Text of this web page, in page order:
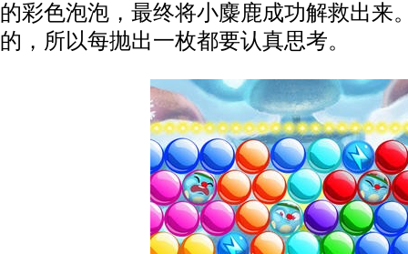
的彩色泡泡，最终将小麋鹿成功解救出来
的，所以每抛出一枚都要认真思考。